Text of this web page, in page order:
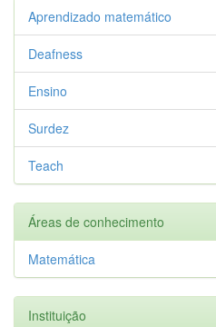
Aprendizado matemático
Deafness
Ensino
Surdez
Teach
Áreas de conhecimento
Matemática
Instituição